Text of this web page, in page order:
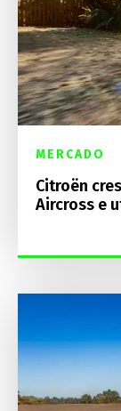
MERCADO
Citroën
Aircross e